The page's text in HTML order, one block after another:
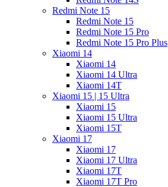
Redmi Note 15
Redmi Note 15
Redmi Note 15 Pro
Redmi Note 15 Pro Plus
Xiaomi 14
Xiaomi 14
Xiaomi 14 Ultra
Xiaomi 14T
Xiaomi 15 | 15 Ultra
Xiaomi 15
Xiaomi 15 Ultra
Xiaomi 15T
Xiaomi 17
Xiaomi 17
Xiaomi 17 Ultra
Xiaomi 17T
Xiaomi 17T Pro